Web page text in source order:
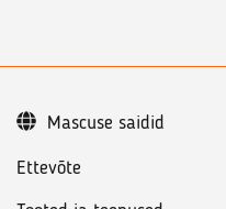
Ettevõte
Mascuse saidid